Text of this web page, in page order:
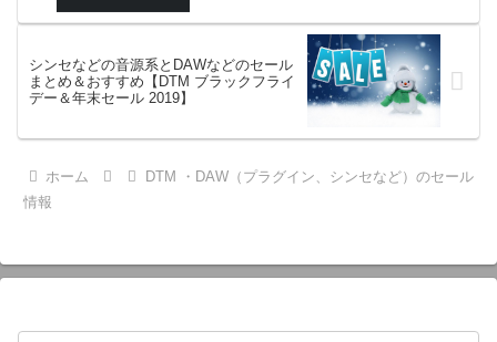
シンセなどの音源系とDAWなどのセール
まとめ＆おすすめ【DTM ブラックフライ
デー＆年末セール 2019】
ホーム
DTM ・DAW（プラグイン、シンセなど）のセール
情報